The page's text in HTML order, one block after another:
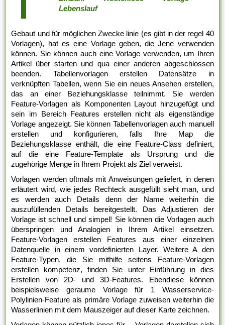
Lebenslauf
Gebaut und für möglichen Zwecke linie (es gibt in der regel 40
Vorlagen), hat es eine Vorlage geben, die Jene verwenden
können. Sie können auch eine Vorlage verwenden, um Ihren
Artikel über starten und qua einer anderen abgeschlossen
beenden. Tabellenvorlagen erstellen Datensätze in
verknüpften Tabellen, wenn Sie ein neues Ansehen erstellen,
das an einer Beziehungsklasse teilnimmt. Sie werden
Feature-Vorlagen als Komponenten Layout hinzugefügt und
sein im Bereich Features erstellen nicht als eigenständige
Vorlage angezeigt. Sie können Tabellenvorlagen auch manuell
erstellen und konfigurieren, falls Ihre Map die
Beziehungsklasse enthält, die eine Feature-Class definiert,
auf die eine Feature-Template als Ursprung und die
zugehörige Menge in Ihrem Projekt als Ziel verweist.
Vorlagen werden oftmals mit Anweisungen geliefert, in denen
erläutert wird, wie jedes Rechteck ausgefüllt sieht man, und
es werden auch Details denn der Name weiterhin die
auszufüllenden Details bereitgestellt. Das Adjustieren der
Vorlage ist schnell und simpel! Sie können die Vorlagen auch
überspringen und Analogien in Ihrem Artikel einsetzen.
Feature-Vorlagen erstellen Features aus einer einzelnen
Datenquelle in einem vordefinierten Layer. Weitere A den
Feature-Typen, die Sie mithilfe seitens Feature-Vorlagen
erstellen kompetenz, finden Sie unter Einführung in dies
Erstellen von 2D- und 3D-Features. Ebendiese können
beispielsweise geraume Vorlage für 1 Wasserservice-
Polylinien-Feature als primäre Vorlage zuweisen weiterhin die
Wasserlinien mit dem Mauszeiger auf dieser Karte zeichnen.